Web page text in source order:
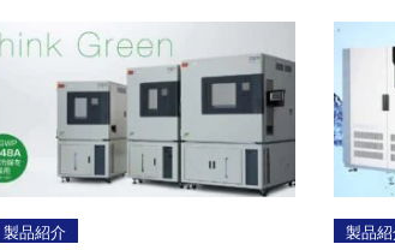
製品紹介 製品